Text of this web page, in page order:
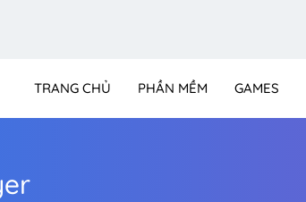
TRANG CHỦ PHẦN MỀM GAMES